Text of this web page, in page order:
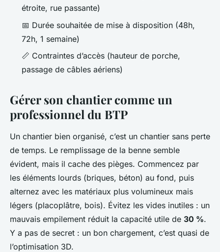
étroite, rue passante)
📅 Durée souhaitée de mise à disposition (48h,
72h, 1 semaine)
📏 Contraintes d’accès (hauteur de porche,
passage de câbles aériens)
Gérer son chantier comme un
professionnel du BTP
Un chantier bien organisé, c’est un chantier sans perte
de temps. Le remplissage de la benne semble
évident, mais il cache des pièges. Commencez par
les éléments lourds (briques, béton) au fond, puis
alternez avec les matériaux plus volumineux mais
légers (placoplâtre, bois). Évitez les vides inutiles : un
mauvais empilement réduit la capacité utile de 30 %.
Y a pas de secret : un bon chargement, c’est quasi de
l’optimisation 3D.